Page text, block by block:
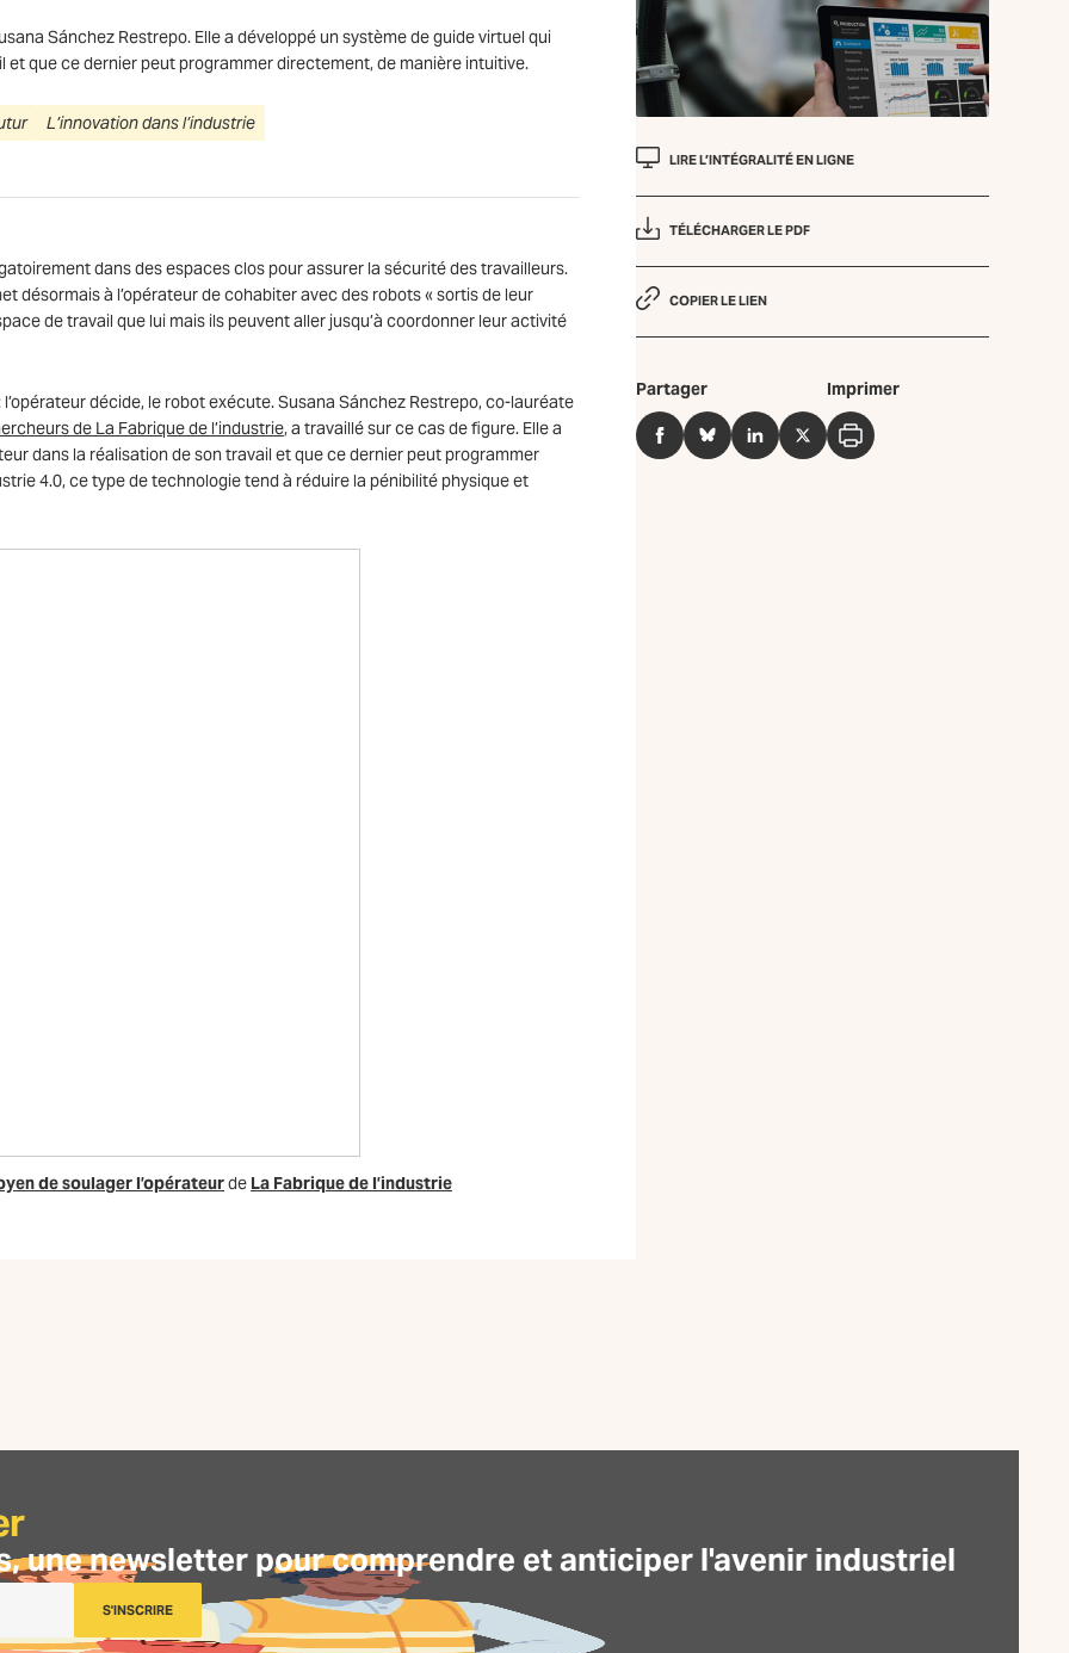
Sánchez Restrepo. Elle a développé un système de guide virtuel qui
et que ce dernier peut programmer directement, de manière intuitive.
L’innovation dans l’industrie
dans des espaces clos pour assurer la sécurité des travailleurs.
désormais à l’opérateur de cohabiter avec des robots « sortis de leur
de travail que lui mais ils peuvent aller jusqu’à coordonner leur activité
décide, le robot exécute. Susana Sánchez Restrepo, co-lauréate
de La Fabrique de l’industrie, a travaillé sur ce cas de figure. Elle a
dans la réalisation de son travail et que ce dernier peut programmer
4.0, ce type de technologie tend à réduire la pénibilité physique et
de soulager l’opérateurde La Fabrique de l’industrie
LIRE L’INTÉGRALITÉ EN LIGNE
TÉLÉCHARGER LE PDF
COPIER LE LIEN
Partager
FacebookBlueSkyLinkedInTwitter
Imprimer
Imprimer
unenewsletter pour comprendre et anticiper l'avenir industriel
S'INSCRIRE